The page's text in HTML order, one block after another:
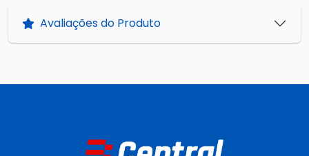
Avaliações do Produto